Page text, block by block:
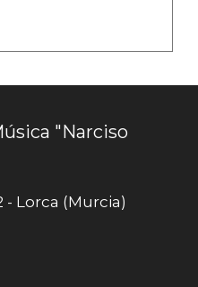
"Narciso
- Lorca (Murcia)